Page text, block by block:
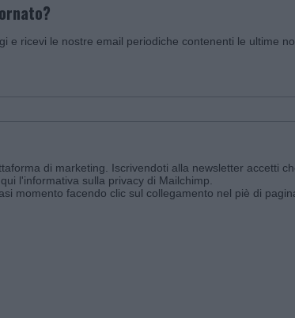
e ricevi le nostre email periodiche contenenti le ultime
di marketing. Iscrivendoti alla newsletter accetti
l'informativa sulla privacy di Mailchimp
momento facendo clic sul collegamento nel piè di